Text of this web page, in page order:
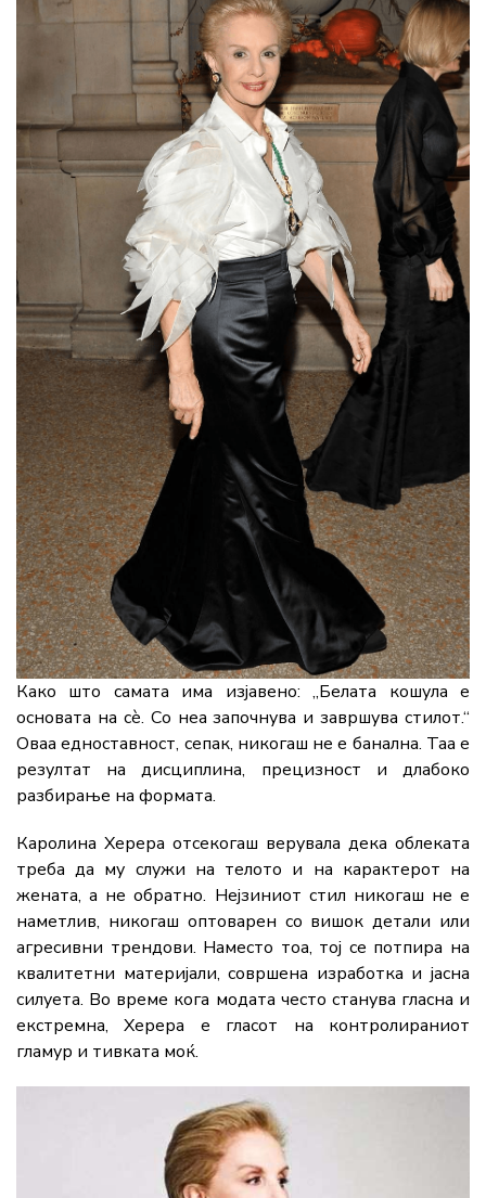
Како што самата има изјавено: „Белата кошула е
основата на сè. Со неа започнува и завршува стилот.“
Оваа едноставност, сепак, никогаш не е банална. Таа е
резултат на дисциплина, прецизност и длабоко
разбирање на формата.
Каролина Херера отсекогаш верувала дека облеката
треба да му служи на телото и на карактерот на
жената, а не обратно. Нејзиниот стил никогаш не е
наметлив, никогаш оптоварен со вишок детали или
агресивни трендови. Наместо тоа, тој се потпира на
квалитетни материјали, совршена изработка и јасна
силуета. Во време кога модата често станува гласна и
екстремна, Херера е гласот на контролираниот
гламур и тивката моќ.